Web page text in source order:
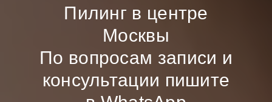
Пилинг в центре
Москвы
По вопросам записи и
консультации пишите